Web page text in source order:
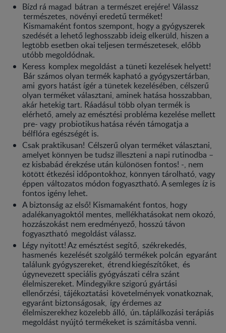
Bízd rá magad bátran a természet erejére! Válassz
természetes, növényi eredetű terméket!
Kismamaként fontos szempont, hogy a gyógyszerek
szedését a lehető leghosszabb ideig elkerüld, hiszen a
legtöbb esetben okai teljesen természetesek, előbb
utóbb megoldódnak.
Keress komplex megoldást a tüneti kezelések helyett!
Bár számos olyan termék kapható a gyógyszertárban,
ami gyors hatást ígér a tünetek kezelésében, célszerű
olyan terméket választani, aminek hatása hosszabban,
akár hetekig tart. Ráadásul több olyan termék is
elérhető, amely az emésztési probléma kezelése mellett
pre- vagy probiotikus hatása révén támogatja a
bélflóra egészségét is.
Csak praktikusan! Célszerű olyan terméket választani,
amelyet könnyen be tudsz illeszteni a napi rutinodba –
ez kisbabád érekzése után különösen fontos! -, nem
kötött étkezési időpontokhoz, könnyen tárolható, vagy
éppen változatos módon fogyasztható. A semleges íz is
fontos igény lehet.
A biztonság az első! Kismamaként fontos, hogy
adalékanyagoktól mentes, mellékhatásokat nem okozó,
hozzászokást nem eredményező, hosszú távon
fogyasztható megoldást válassz.
Légy nyitott! Az emésztést segítő, székrekedés,
hasmenés kezelését szolgáló termékek polcán egyaránt
találunk gyógyszereket, étrend kiegészítőket, és
úgynevezett speciális gyógyászati célra szánt
élelmiszereket. Mindegyikre szigorú gyártási
ellenőrzési, tájékoztatási követelmények vonatkoznak,
egyaránt biztonságosak, így érdemes az
élelmiszerekhez közelebb álló, ún. táplálkozási terápiás
megoldást nyújtó termékeket is számításba venni.